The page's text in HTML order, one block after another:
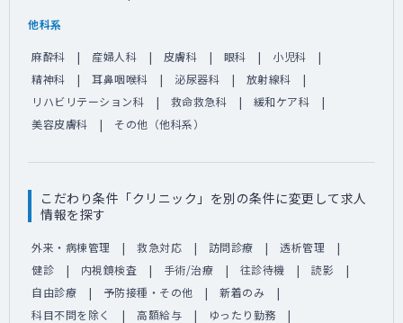
他科系
麻酔科 産婦人科 皮膚科 眼科
小児科
精神科
耳鼻咽喉科 泌尿器科
放射線科
リハビリテーション科
救命救急科
緩和ケア科
美容皮膚科
その他（他科系）
こだわり条件「クリニック」を別の条件に変更して求人
情報を探す
外来・病棟管理 救急対応 訪問診療
透析管理
健診
内視鏡検査 手術/治療 往診待機
読影
自由診療
予防接種・その他
新着のみ
科目不問を除く
高額給与
ゆったり勤務